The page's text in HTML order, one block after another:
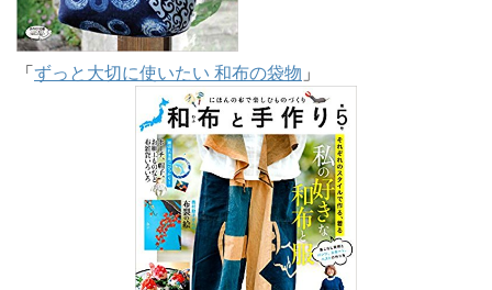
「 ずっと大切に使いたい 和布の袋物 」